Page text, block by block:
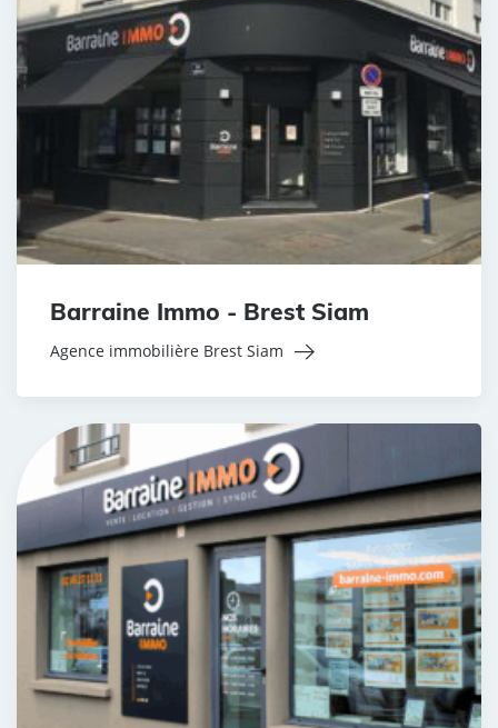
Barraine Immo - Brest Siam
Agence immobilière Brest Siam